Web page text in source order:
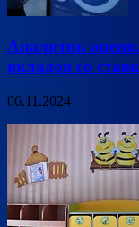
Аналитик
вкладов со
06.11.2024